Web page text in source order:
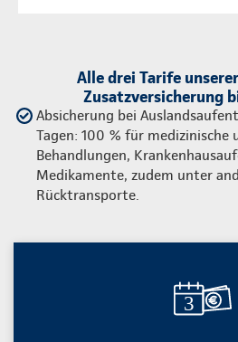
Alle drei Tarife
Zusatzversicherung
Absicherung bei
Tagen: 100 % für medizinische
Behandlungen,
Medikamente, zudem unter
Rücktransporte.